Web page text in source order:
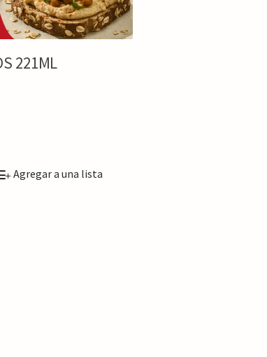
221ML
+Agregar a una lista